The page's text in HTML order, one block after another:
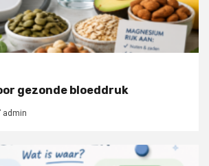
gezonde bloeddruk
admin